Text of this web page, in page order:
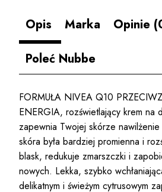
Opis Marka
Opinie
Poleć Nubbe
FORMUŁA NIVEA Q10
ENERGIA, rozświetlający krem na
zapewnia Twojej skórze
skóra była bardziej promienna i
blask, redukuje zmarszczki i
nowych. Lekka, szybko
delikatnym i świeżym cytrusowym